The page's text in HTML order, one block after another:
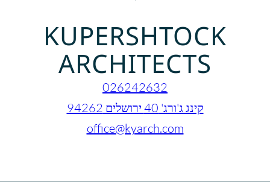
KUPERSHTOCK
ARCHITECTS
026242632
קינג ג'ורג' 40 ירושלים 94262
office@kyarch.com